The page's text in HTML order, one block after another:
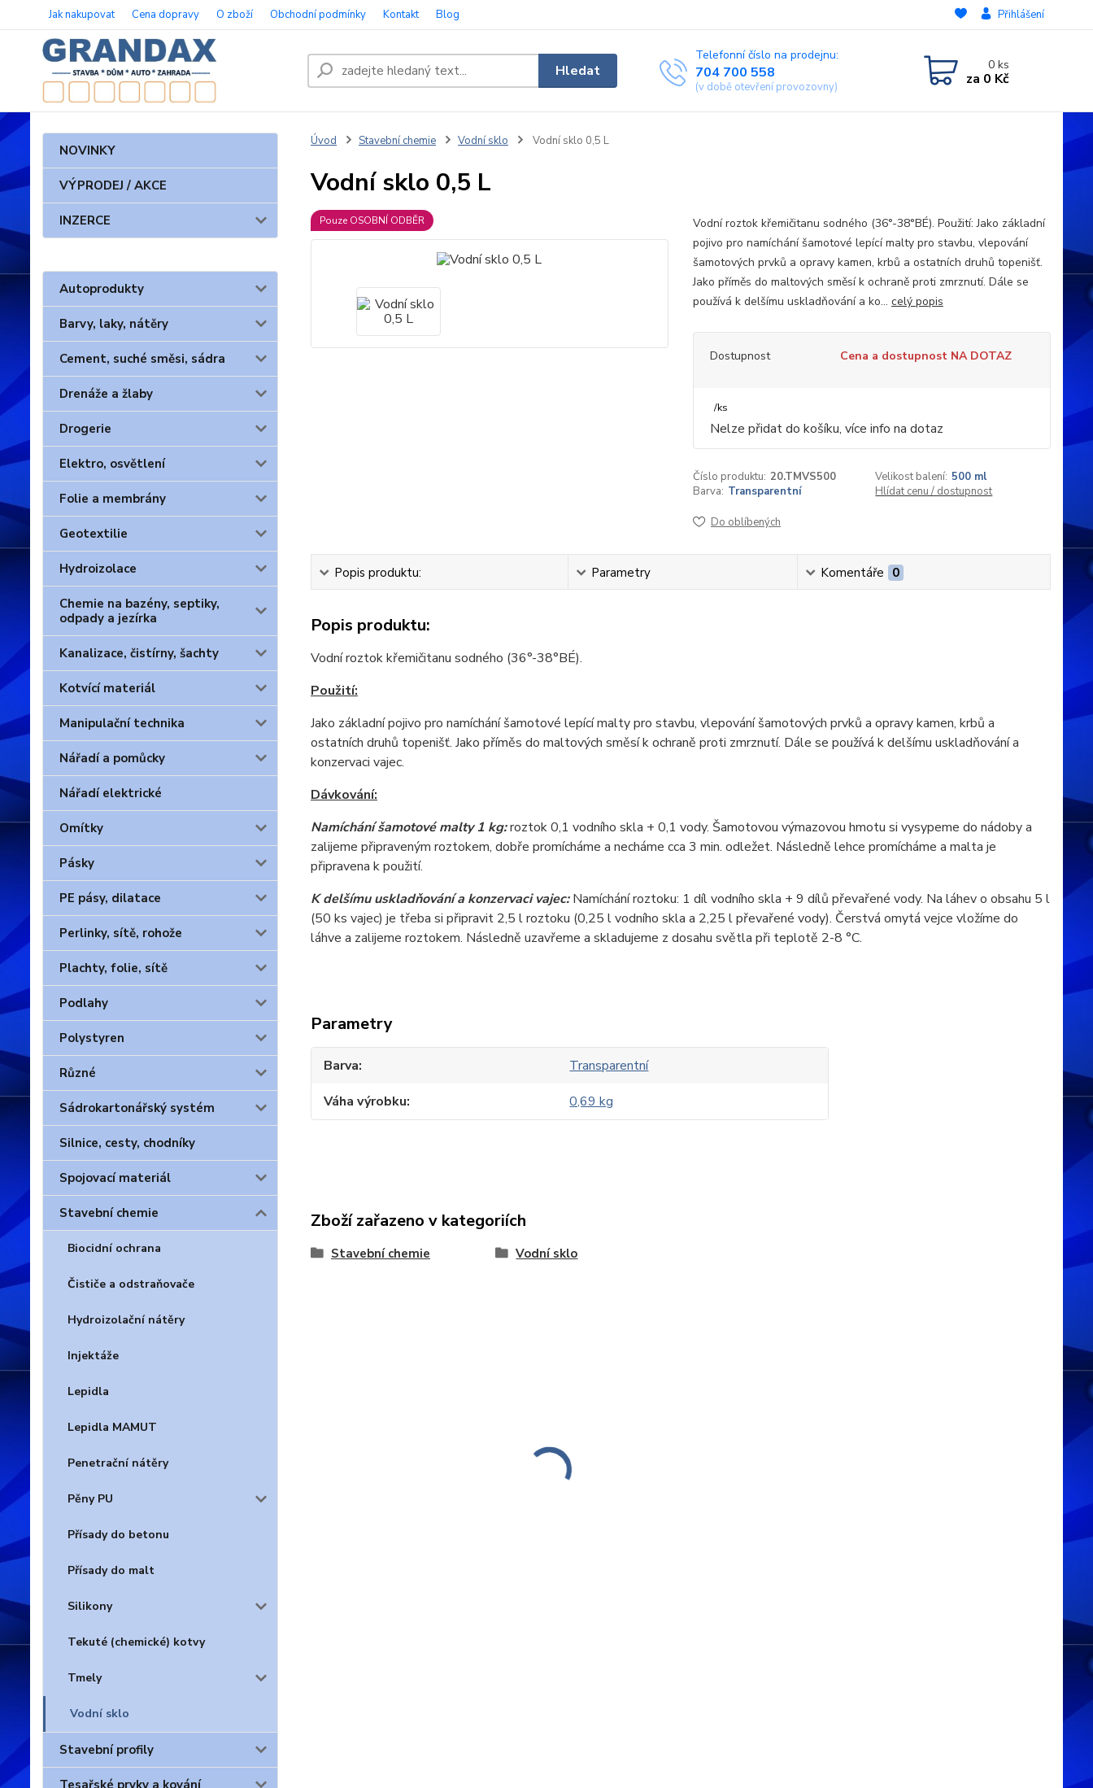
Jak nakupovat Cena dopravy O zboží Obchodní podmínky Kontakt Blog Přihlášení
Hledat
Telefonní číslo na prodejnu:
704 700 558
(v době otevření provozovny)
0ks
za 0 Kč
NOVINKY
VÝPRODEJ / AKCE
INZERCE
Autoprodukty
Barvy, laky, nátěry
Cement, suché směsi, sádra
Drenáže a žlaby
Drogerie
Elektro, osvětlení
Folie a membrány
Geotextilie
Hydroizolace
Chemie na bazény, septiky,
odpady a jezírka
Kanalizace, čistírny, šachty
Kotvící materiál
Manipulační technika
Nářadí a pomůcky
Nářadí elektrické
Omítky
Pásky
PE pásy, dilatace
Perlinky, sítě, rohože
Plachty, folie, sítě
Podlahy
Polystyren
Různé
Sádrokartonářský systém
Silnice, cesty, chodníky
Spojovací materiál
Stavební chemie
Biocidní ochrana
Čističe a odstraňovače
Hydroizolační nátěry
Injektáže
Lepidla
Lepidla MAMUT
Penetrační nátěry
Pěny PU
Přísady do betonu
Přísady do malt
Silikony
Tekuté (chemické) kotvy
Tmely
Vodní sklo
Stavební profily
Tesařské prvky a kování
Úvod Stavební chemie Vodní sklo Vodní sklo 0,5 L
Vodní sklo 0,5 L
Pouze OSOBNÍ ODBĚR
Vodní roztok křemičitanu sodného (36°-38°BÉ). Použití: Jako základní
pojivo pro namíchání šamotové lepící malty pro stavbu, vlepování
šamotových prvků a opravy kamen, krbů a ostatních druhů topenišť.
Jako příměs do maltových směsí k ochraně proti zmrznutí. Dále se
používá k delšímu uskladňování a ko... celý popis
Dostupnost Cena a dostupnost NA DOTAZ
/ks
Nelze přidat do košíku, více info na dotaz
Číslo produktu: 20.TMVS500 Velikost balení: 500 ml
Barva: Transparentní Hlídat cenu / dostupnost
Do oblíbených
Popis produktu: Parametry Komentáře 0
Popis produktu:
Vodní roztok křemičitanu sodného (36°-38°BÉ).
Použití:
Jako základní pojivo pro namíchání šamotové lepící malty pro stavbu, vlepování šamotových prvků a opravy kamen, krbů a
ostatních druhů topenišť. Jako příměs do maltových směsí k ochraně proti zmrznutí. Dále se používá k delšímu uskladňování a
konzervaci vajec.
Dávkování:
Namíchání šamotové malty 1 kg:roztok 0,1 vodního skla + 0,1 vody. Šamotovou výmazovou hmotu si vysypeme do nádoby a
zalijeme připraveným roztokem, dobře promícháme a necháme cca 3 min. odležet. Následně lehce promícháme a malta je
připravena k použití.
K delšímu uskladňování a konzervaci vajec:Namíchání roztoku: 1 díl vodního skla + 9 dílů převařené vody. Na láhev o obsahu 5 l
(50 ks vajec) je třeba si připravit 2,5 l roztoku (0,25 l vodního skla a 2,25 l převařené vody). Čerstvá omytá vejce vložíme do
láhve a zalijeme roztokem. Následně uzavřeme a skladujeme z dosahu světla při teplotě 2-8 °C.
Parametry
Barva
Transparentní
Váha výrobku
0,69 kg
Zboží zařazeno v kategoriích
Stavební chemie Vodní sklo